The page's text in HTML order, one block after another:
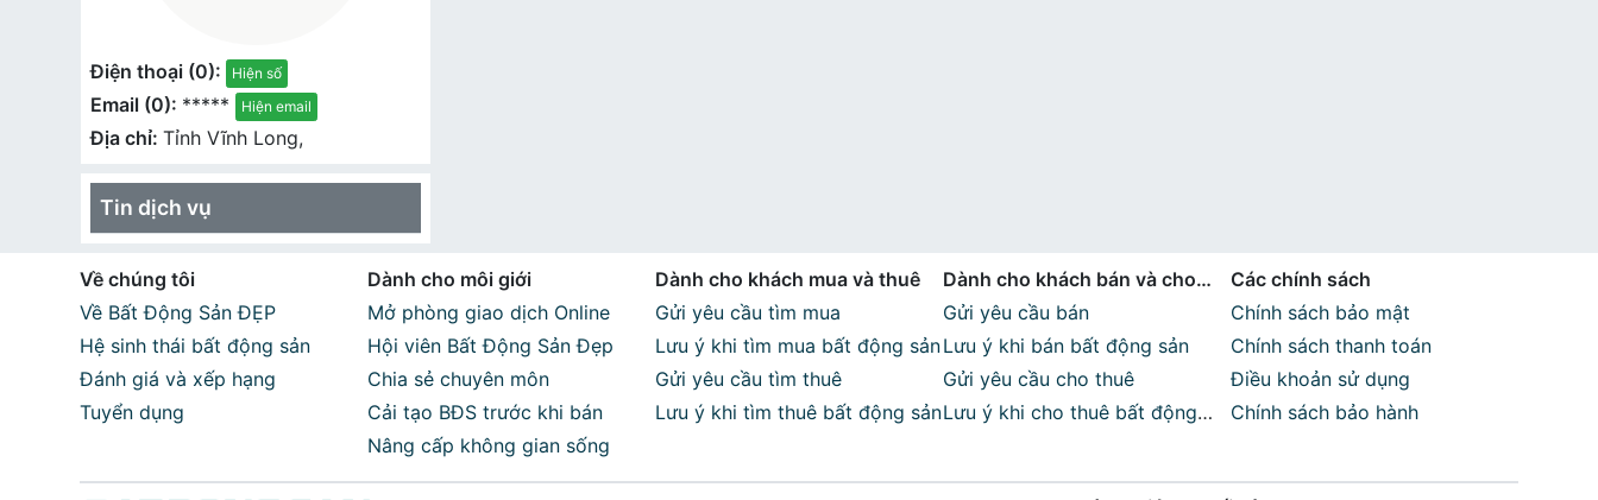
Điện thoại (0): Hiện số
Email (0): ***** Hiện email
Địa chỉ: Tỉnh Vĩnh Long,
Tin dịch vụ
Về chúng tôi
Về Bất Động Sản ĐẸP
Hệ sinh thái bất động sản
Đánh giá và xếp hạng
Tuyển dụng
Dành cho môi giới
Mở phòng giao dịch Online
Hội viên Bất Động Sản Đẹp
Chia sẻ chuyên môn
Cải tạo BĐS trước khi bán
Nâng cấp không gian sống
Dành cho khách mua và thuê
Gửi yêu cầu tìm mua
Lưu ý khi tìm mua bất động sản
Gửi yêu cầu tìm thuê
Lưu ý khi tìm thuê bất động sản
Dành cho khách bán và cho
thuê
Gửi yêu cầu bán
Lưu ý khi bán bất động sản
Gửi yêu cầu cho thuê
Lưu ý khi cho thuê bất động
Các chính sách
Chính sách bảo mật
Chính sách thanh toán
Điều khoản sử dụng
Chính sách bảo hành